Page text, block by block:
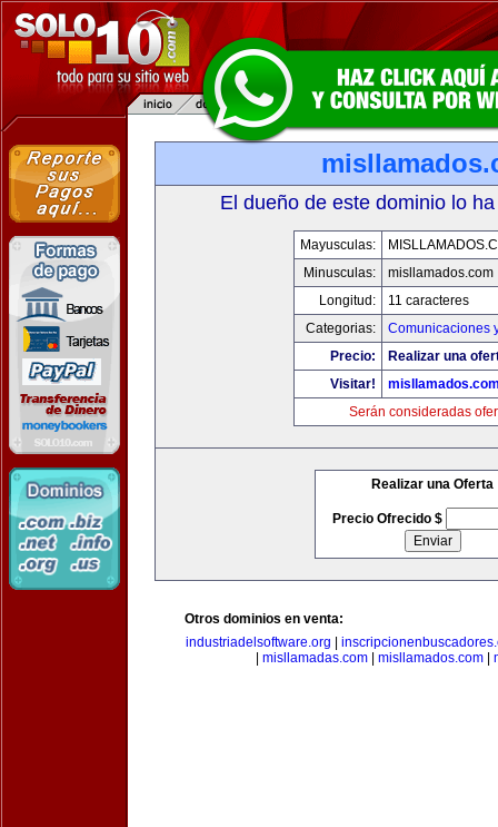
El dueño de este dominio lo
Mayusculas:
Minusculas:
misllamados.com
Longitud:
11 caracteres
Categorias:
Comunicaciones
Precio:
Realizar una
Visitar!
Serán consideradas
Realizar una Oferta
Precio Ofrecido $
Otros dominios en venta:
industriadelsoftware.org
misllamadas.com| misllamados.com|